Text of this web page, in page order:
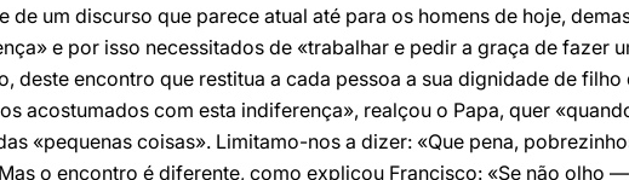
de um discurso que parece atual até para os homens de hoje,
e por isso necessitados de «trabalhar e pedir a graça de fazer
deste encontro que restitua a cada pessoa a sua dignidade de
acostumados com esta indiferença», realçou o Papa, quer
«pequenas coisas». Limitamo-nos a dizer: «Que pena,
o encontro é diferente, como explicou Francisco: «Se não olho